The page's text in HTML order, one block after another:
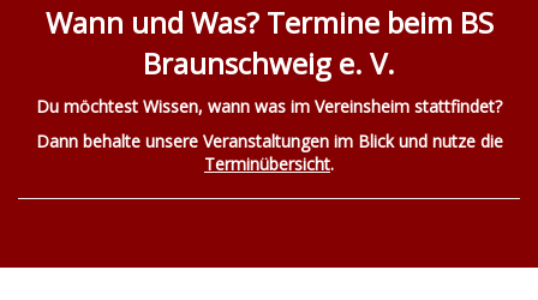
Wann und Was? Termine beim BS
Braunschweig e. V.
Du möchtest Wissen, wann was im Vereinsheim stattfindet?
Dann behalte unsere Veranstaltungen im Blick und nutze die
Terminübersicht.